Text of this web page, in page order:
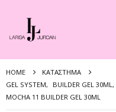
HOME
ΚΑΤΆΣΤΗΜΑ
GEL SYSTEM, BUILDER GEL 30ML,
MOCHA 11 BUILDER GEL 30ML